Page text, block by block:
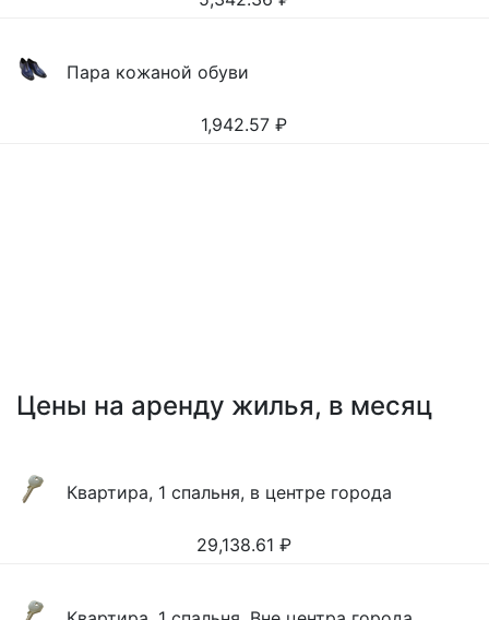
Пара кожаной обуви
1,942.57 ₽
Цены на аренду жилья, в месяц
Квартира, 1 спальня, в центре города
29,138.61 ₽